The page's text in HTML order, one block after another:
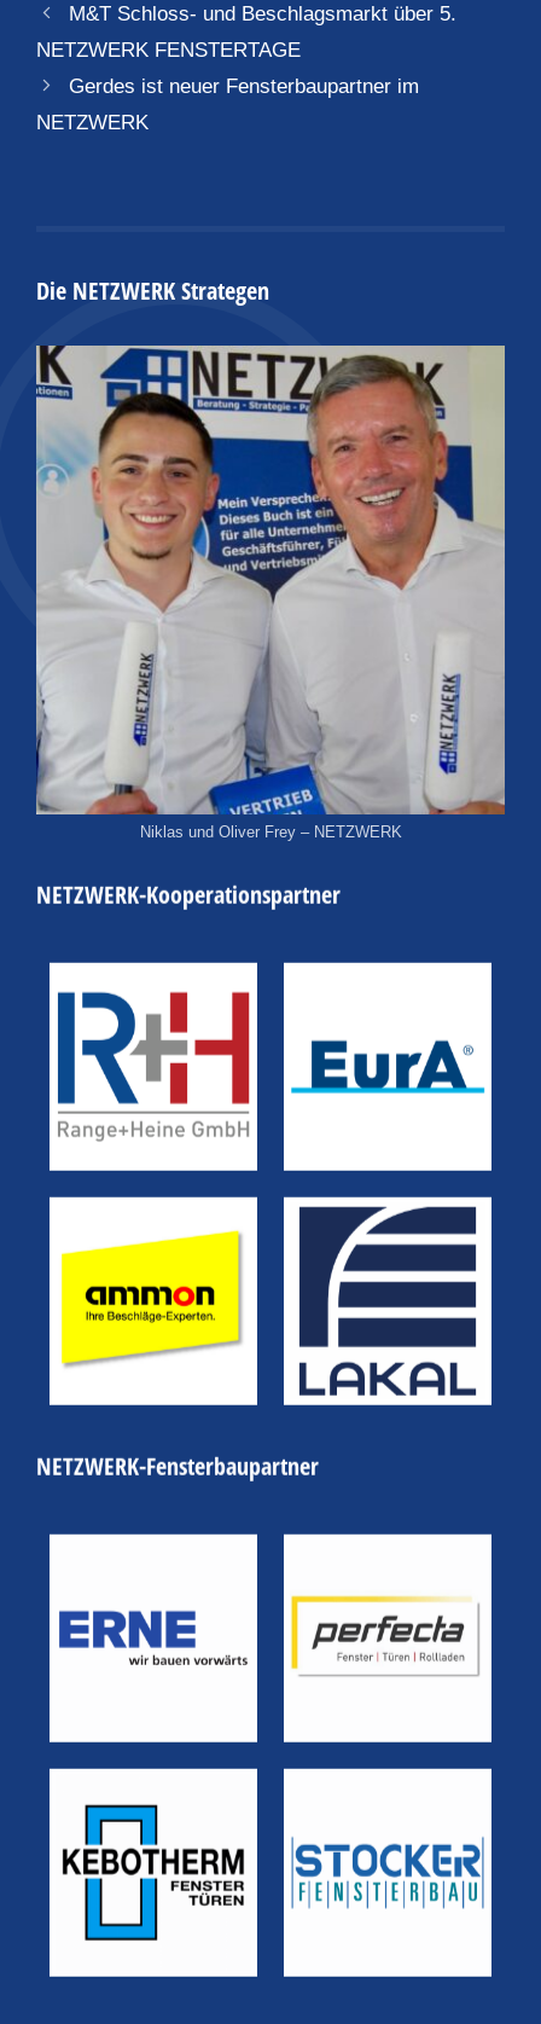
M&T Schloss- und Beschlagsmarkt über 5.
NETZWERK FENSTERTAGE
Gerdes ist neuer Fensterbaupartner im
NETZWERK
Die NETZWERK Strategen
Niklas und Oliver Frey – NETZWERK
NETZWERK-Kooperationspartner
NETZWERK-Fensterbaupartner